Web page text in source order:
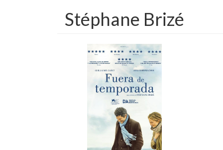
Stéphane Brizé